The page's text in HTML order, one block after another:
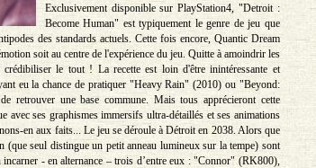
Exclusivement disponible sur PlayStation4, "Detroit :
Become Human" est typiquement le genre de jeu que
des standards actuels. Cette fois encore, Quantic Dream
soit au centre de l'expérience du jeu. Quitte à amoindrir les
le tout ! La recette est loin d'être inintéressante et
eu la chance de pratiquer "Heavy Rain" (2010) ou "Beyond:
retrouver une base commune. Mais tous apprécieront cette
avec ses graphismes immersifs ultra-détaillés et ses animations
en aux faits... Le jeu se déroule à Détroit en 2038. Alors que
(que seul distingue un petit anneau lumineux sur la tempe) sont
- en alternance – trois d’entre eux : "Connor" (RK800),